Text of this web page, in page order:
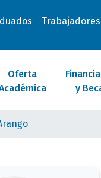
Trabajadores
Oferta
y